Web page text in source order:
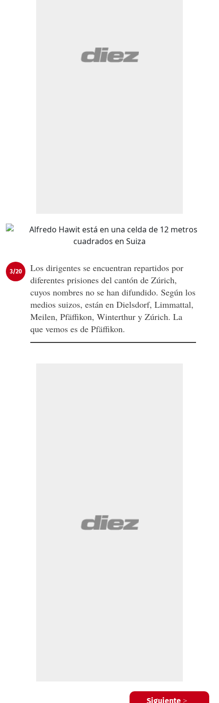
3/20
Los dirigentes se encuentran repartidos por
diferentes prisiones del cantón de Zúrich,
cuyos nombres no se han difundido. Según los
medios suizos, están en Dielsdorf, Limmattal,
Meilen, Pfäffikon, Winterthur y Zúrich. La
que vemos es de Pfäffikon.
Siguiente >